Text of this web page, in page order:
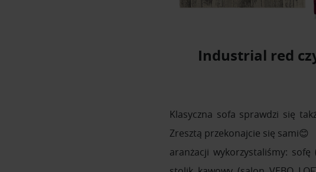
Industrial red
Klasyczna sofa sprawdzi się
Zresztą przekonajcie się sami😊
aranżacji wykorzystaliśmy: